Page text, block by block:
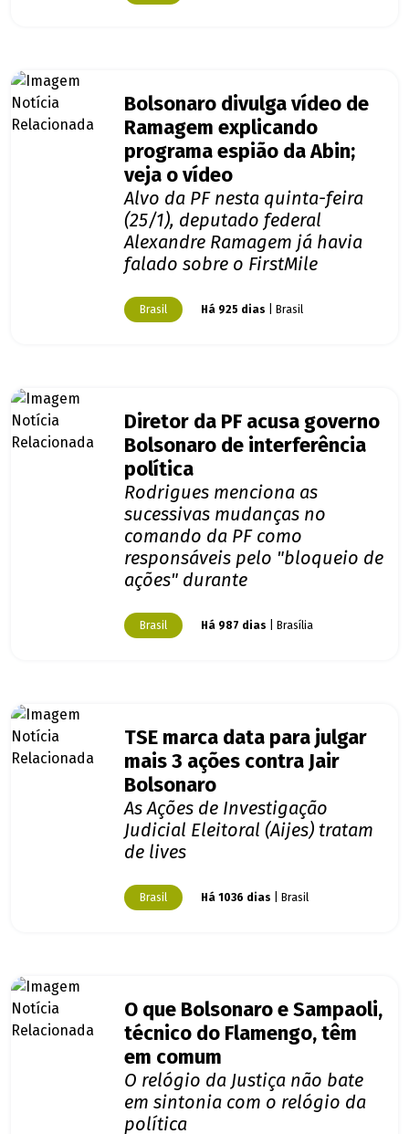
Bolsonaro divulga vídeo de
Ramagem explicando
programa espião da Abin;
veja o vídeo
Alvo da PF nesta quinta-feira
(25/1), deputado federal
Alexandre Ramagem já havia
falado sobre o FirstMile
Brasil Há 925 dias | Brasil
Diretor da PF acusa governo
Bolsonaro de interferência
política
Rodrigues menciona as
sucessivas mudanças no
comando da PF como
responsáveis pelo "bloqueio de
ações" durante
Brasil Há 987 dias | Brasília
TSE marca data para julgar
mais 3 ações contra Jair
Bolsonaro
As Ações de Investigação
Judicial Eleitoral (Aijes) tratam
de lives
Brasil Há 1036 dias | Brasil
O que Bolsonaro e Sampaoli,
técnico do Flamengo, têm
em comum
O relógio da Justiça não bate
em sintonia com o relógio da
política